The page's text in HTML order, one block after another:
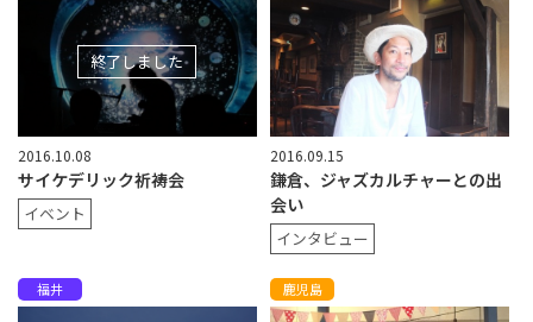
終了しました
2016.10.08
サイケデリック祈祷会
イベント
2016.09.15
鎌倉、ジャズカルチャーとの出
会い
インタビュー
福井 鹿児島